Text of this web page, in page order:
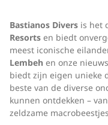
Bastianos Divers is het
Resorts en biedt
meest iconische
Lembeh en onze
biedt zijn eigen unieke
beste van de diverse
kunnen ontdekken –
zeldzame